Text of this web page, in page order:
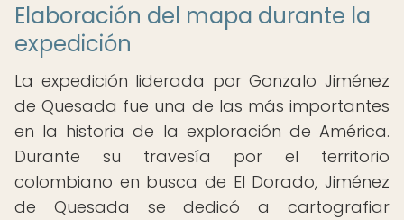
Elaboración del mapa durante la
expedición
La expedición liderada por Gonzalo Jiménez
de Quesada fue una de las más importantes
en la historia de la exploración de América.
Durante su travesía por el territorio
colombiano en busca de El Dorado, Jiménez
de Quesada se dedicó a cartografiar